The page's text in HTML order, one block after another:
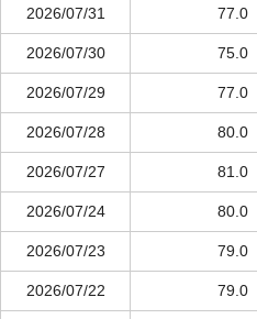
2026/07/31 77.0
2026/07/30 75.0
2026/07/29 77.0
2026/07/28 80.0
2026/07/27 81.0
2026/07/24 80.0
2026/07/23 79.0
2026/07/22 79.0